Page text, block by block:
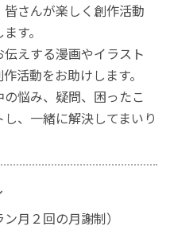
皆さんが楽しく創作活動
す。
えする漫画やイラスト
活動をお助けします。
悩み、疑問、困ったこ
、一緒に解決してまいり
月２回の月謝制）